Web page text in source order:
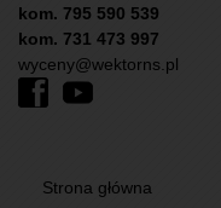
kom. 795 590 539
kom. 731 473 997
wyceny@wektorns.pl
Strona główna